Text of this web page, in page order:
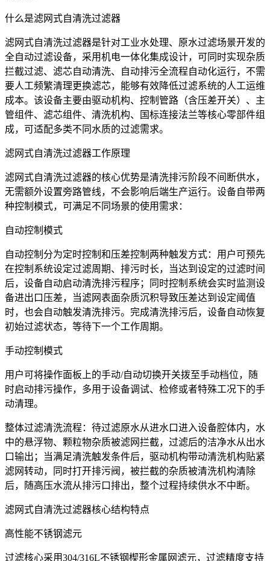
什么是滤网式自清洗过滤器
滤网式自清洗过滤器是针对工业水处理、原水过滤场景开发的
全自动过滤设备，采用机电一体化集成设计，可同时实现杂质
拦截过滤、滤芯自动清洗、自动排污全流程自动化运行，不需
要人工频繁清理更换滤芯，能够有效降低过滤系统的人工运维
成本。该设备主要由驱动机构、控制管路（含压差开关）、主
管组件、滤芯组件、清洗机构、国标连接法兰等核心零部件组
成，可适配多类不同水质的过滤需求。
滤网式自清洗过滤器工作原理
滤网式自清洗过滤器的核心优势是清洗排污阶段不间断供水，
无需额外设置旁路管线，不会影响后端生产运行。设备自带两
种控制模式，可满足不同场景的使用需求：
自动控制模式
自动控制分为定时控制和压差控制两种触发方式：用户可预先
在控制系统设定过滤周期、排污时长，当达到设定的过滤时间
后，设备自动启动清洗排污程序；同时控制系统会实时监测设
备进出口压差，当滤网表面杂质沉积导致压差达到设定阈值
时，也会自动触发清洗排污。完成清洗排污后，设备自动恢复
初始过滤状态，等待下一个工作周期。
手动控制模式
用户可将操作面板上的手动/自动切换开关拨至手动档位，随
时启动排污操作，多用于设备调试、检修或者特殊工况下的手
动清理。
整体过滤清洗流程：待过滤原水从进水口进入设备腔体内，水
中的悬浮物、颗粒物杂质被滤网拦截，过滤后的洁净水从出水
口输出；当满足清洗触发条件后，驱动机构带动清洗机构贴紧
滤网转动，同时打开排污阀，被拦截的杂质被清洗机构清除
后，随高压水流从排污口排出，整个过程持续供水不中断。
滤网式自清洗过滤器核心结构特点
高性能不锈钢滤元
过滤核心采用304/316L不锈钢楔形金属网滤元，过滤精度支持